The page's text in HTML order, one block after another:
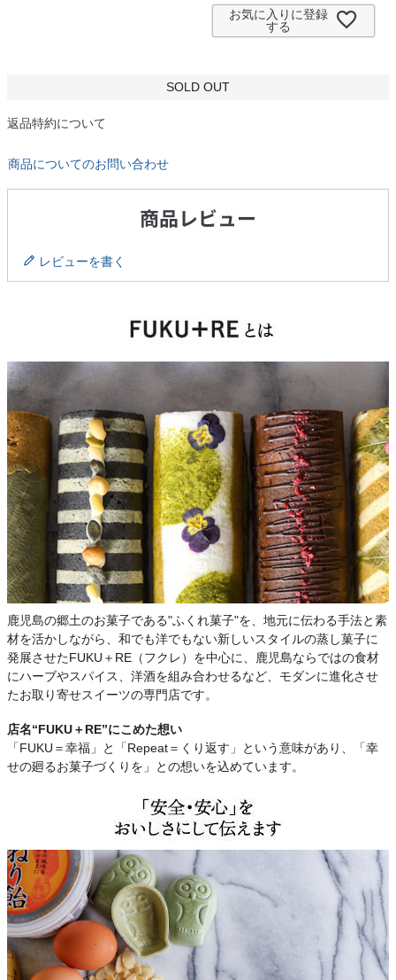
お気に入りに登録
する
SOLD OUT
返品特約について
商品についてのお問い合わせ
レビューを書く
鹿児島の郷土のお菓子である"ふくれ菓子"を、地元に伝わる手法と素
材を活かしながら、和でも洋でもない新しいスタイルの蒸し菓子に
発展させたFUKU＋RE（フクレ）を中心に、鹿児島ならではの食材
にハーブやスパイス、洋酒を組み合わせるなど、モダンに進化させ
たお取り寄せスイーツの専門店です。
店名“FUKU＋RE”にこめた想い
「FUKU＝幸福」と「Repeat＝くり返す」という意味があり、「幸
せの廻るお菓子づくりを」との想いを込めています。